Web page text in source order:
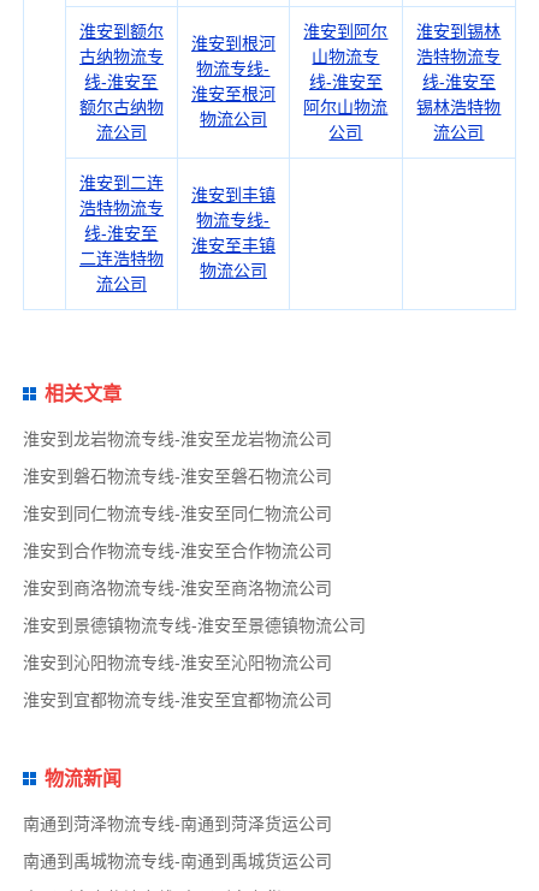
淮安到额尔
古纳物流专
线-淮安至
额尔古纳物
流公司
淮安到根河
物流专线-
淮安至根河
物流公司
淮安到阿尔
山物流专
线-淮安至
阿尔山物流
公司
淮安到锡林
浩特物流专
线-淮安至
锡林浩特物
流公司
淮安到二连
浩特物流专
线-淮安至
二连浩特物
流公司
淮安到丰镇
物流专线-
淮安至丰镇
物流公司
相关文章
淮安到龙岩物流专线-淮安至龙岩物流公司
淮安到磐石物流专线-淮安至磐石物流公司
淮安到同仁物流专线-淮安至同仁物流公司
淮安到合作物流专线-淮安至合作物流公司
淮安到商洛物流专线-淮安至商洛物流公司
淮安到景德镇物流专线-淮安至景德镇物流公司
淮安到沁阳物流专线-淮安至沁阳物流公司
淮安到宜都物流专线-淮安至宜都物流公司
物流新闻
南通到菏泽物流专线-南通到菏泽货运公司
南通到禹城物流专线-南通到禹城货运公司